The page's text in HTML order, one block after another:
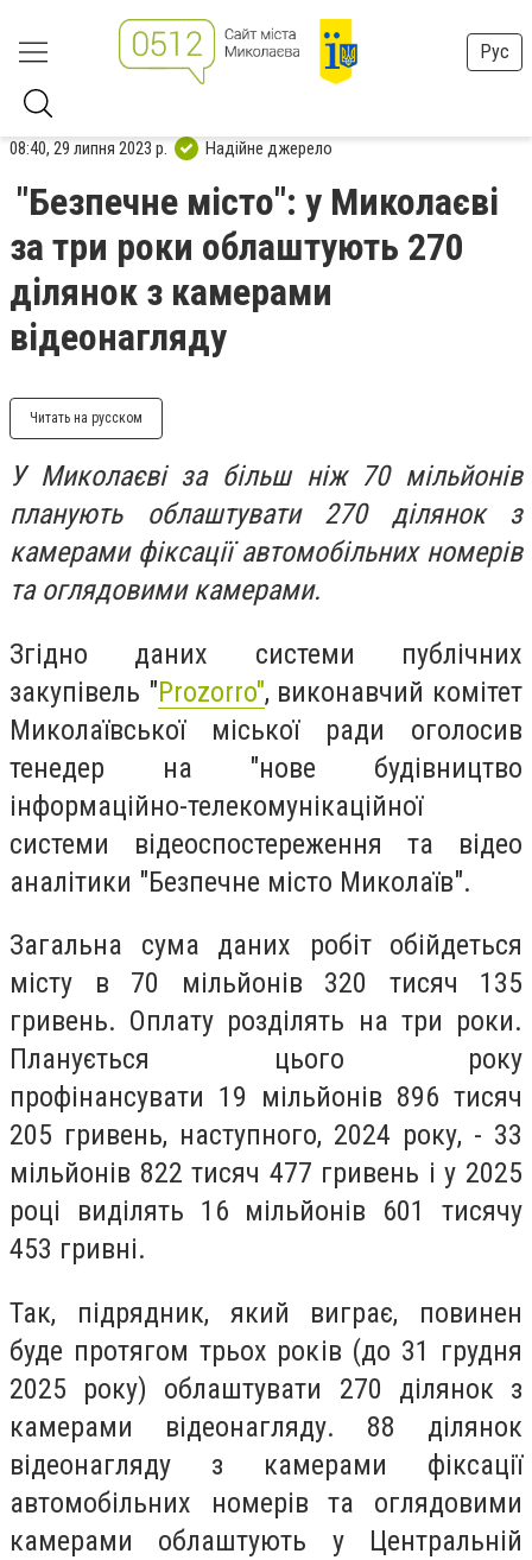
Рус
08:40, 29 липня 2023 р. Надійне джерело
"Безпечне місто": у Миколаєві
за три роки облаштують 270
ділянок з камерами
відеонагляду
Читать на русском
У Миколаєві за більш ніж 70 мільйонів
планують облаштувати 270 ділянок з
камерами фіксації автомобільних номерів
та оглядовими камерами.
Згідно даних системи публічних
закупівель "Prozorro", виконавчий комітет
Миколаївської міської ради оголосив
тенедер на "нове будівництво
інформаційно-телекомунікаційної
системи відеоспостереження та відео
аналітики "Безпечне місто Миколаїв".
Загальна сума даних робіт обійдеться
місту в 70 мільйонів 320 тисяч 135
гривень. Оплату розділять на три роки.
Планується цього року
профінансувати 19 мільйонів 896 тисяч
205 гривень, наступного, 2024 року, - 33
мільйонів 822 тисяч 477 гривень і у 2025
році виділять 16 мільйонів 601 тисячу
453 гривні.
Так, підрядник, який виграє, повинен
буде протягом трьох років (до 31 грудня
2025 року) облаштувати 270 ділянок з
камерами відеонагляду. 88 ділянок
відеонагляду з камерами фіксації
автомобільних номерів та оглядовими
камерами облаштують у Центральній